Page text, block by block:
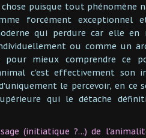
puisque tout phénomène
forcément exceptionnel
qui perdure car elle en
ou comme un
pour mieux comprendre ce
c'est effectivement son
le percevoir, en ce
qui le détache
(initiatique ?…) de